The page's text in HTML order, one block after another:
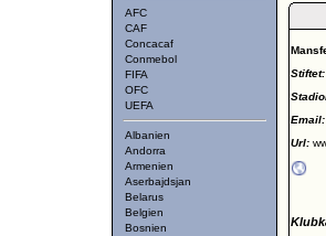
AFC
CAF
Concacaf
Conmebol
FIFA
OFC
UEFA
Albanien
Andorra
Armenien
Aserbajdsjan
Belarus
Belgien
Bosnien
Stiftet:
Email:
Url: